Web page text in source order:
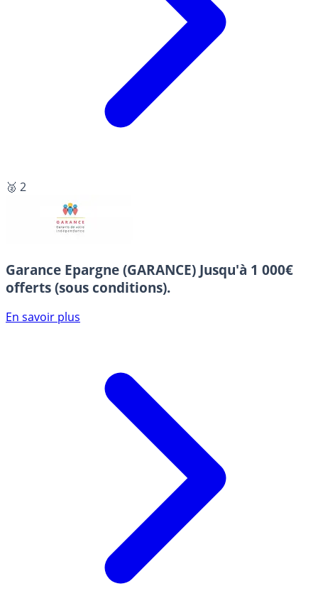
🥈 2
Garance Epargne (GARANCE) Jusqu'à 1 000€
offerts (sous conditions).
En savoir plus